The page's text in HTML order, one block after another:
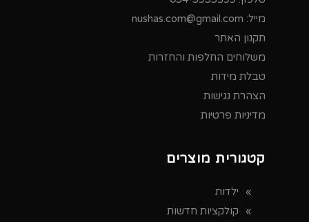
מייל: nushas.com@gmail.com
תקנון האתר
משלוחים החלפות והחזרות
טבלת מידות
הצהרת נגישות
מדיניות פרטיות
קטגורית מוצרים
ילדות
קולקציות חדשות